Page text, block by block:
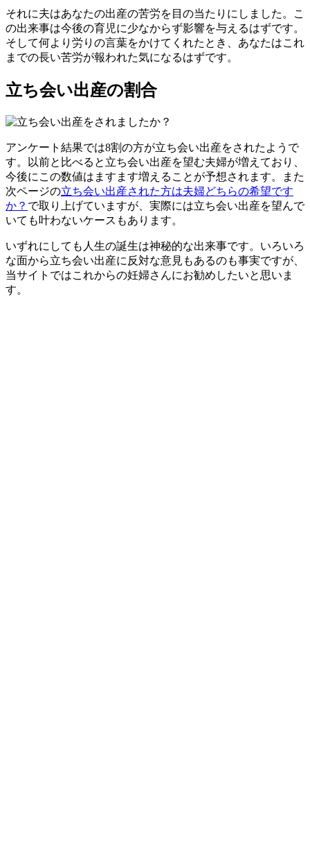
それに夫はあなたの出産の苦労を目の当たりにしました。こ
の出来事は今後の育児に少なからず影響を与えるはずです。
そして何より労りの言葉をかけてくれたとき、あなたはこれ
までの長い苦労が報われた気になるはずです。
立ち会い出産の割合
アンケート結果では8割の方が立ち会い出産をされたようで
す。以前と比べると立ち会い出産を望む夫婦が増えており、
今後にこの数値はますます増えることが予想されます。また
次ページの立ち会い出産された方は夫婦どちらの希望です
か？ で取り上げていますが、実際には立ち会い出産を望んで
いても叶わないケースもあります。
いずれにしても人生の誕生は神秘的な出来事です。いろいろ
な面から立ち会い出産に反対な意見もあるのも事実ですが、
当サイトではこれからの妊婦さんにお勧めしたいと思いま
す。